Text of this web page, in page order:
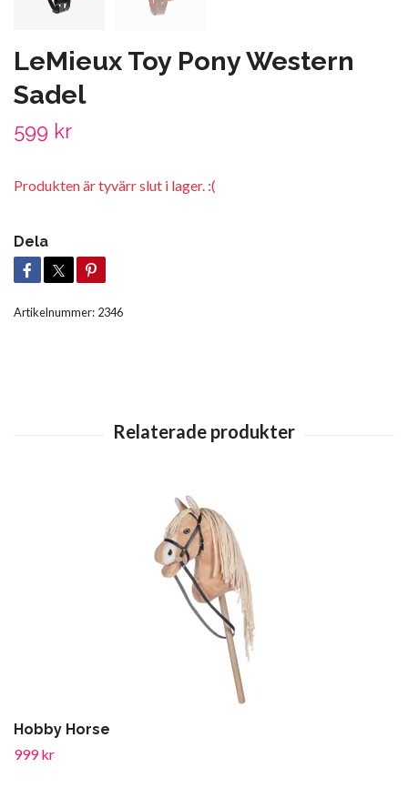
LeMieux Toy Pony Western
Sadel
599 kr
Produkten är tyvärr slut i lager. :(
Dela
Artikelnummer: 2346
Hobby Horse
999 kr